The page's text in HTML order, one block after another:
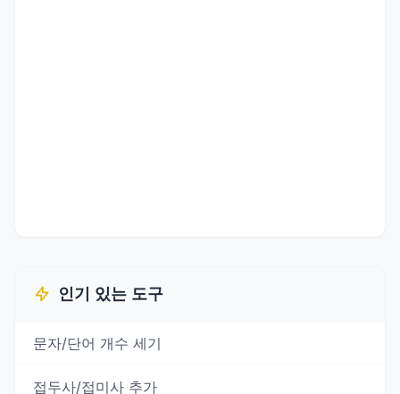
인기 있는 도구
문자/단어 개수 세기
접두사/접미사 추가